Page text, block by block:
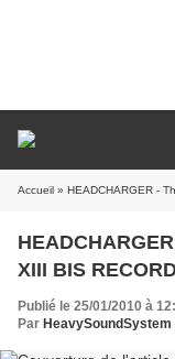
Accueil » HEADCHARGER - The
XIII BIS
Publié le 25/01/2010 à
Par HeavySoundSystem